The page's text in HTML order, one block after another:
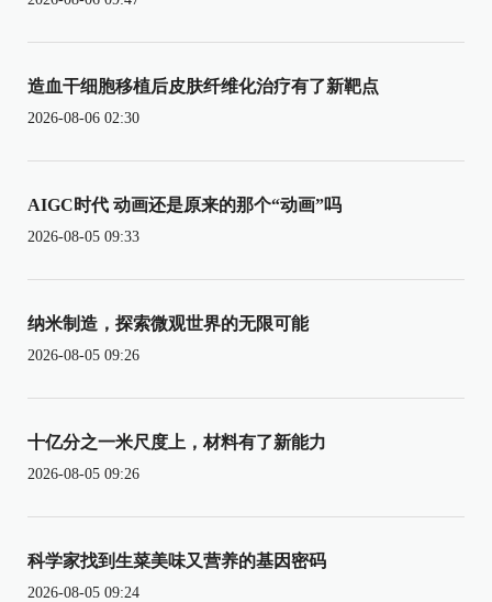
造血干细胞移植后皮肤纤维化治疗有了新靶点
2026-08-06 02:30
AIGC时代 动画还是原来的那个“动画”吗
2026-08-05 09:33
纳米制造，探索微观世界的无限可能
2026-08-05 09:26
十亿分之一米尺度上，材料有了新能力
2026-08-05 09:26
科学家找到生菜美味又营养的基因密码
2026-08-05 09:24